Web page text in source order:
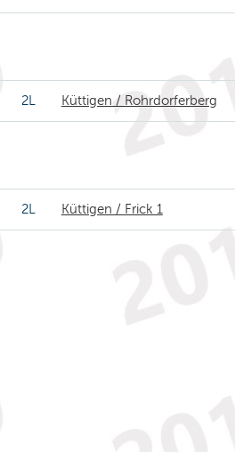
2L Küttigen / Rohrdorferberg
2L Küttigen / Frick 1